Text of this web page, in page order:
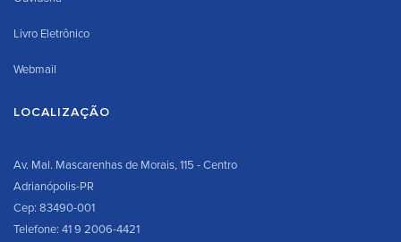
Livro Eletrônico
Webmail
LOCALIZAÇÃO
Av. Mal. Mascarenhas de Morais, 115 - Centro
Adrianópolis-PR
Cep: 83490-001
Telefone: 41 9 2006-4421